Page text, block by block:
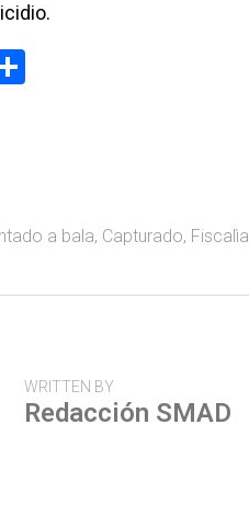
tira bala, Capturado, Fiscalìa
WRITTEN BY
Redacción SMAD